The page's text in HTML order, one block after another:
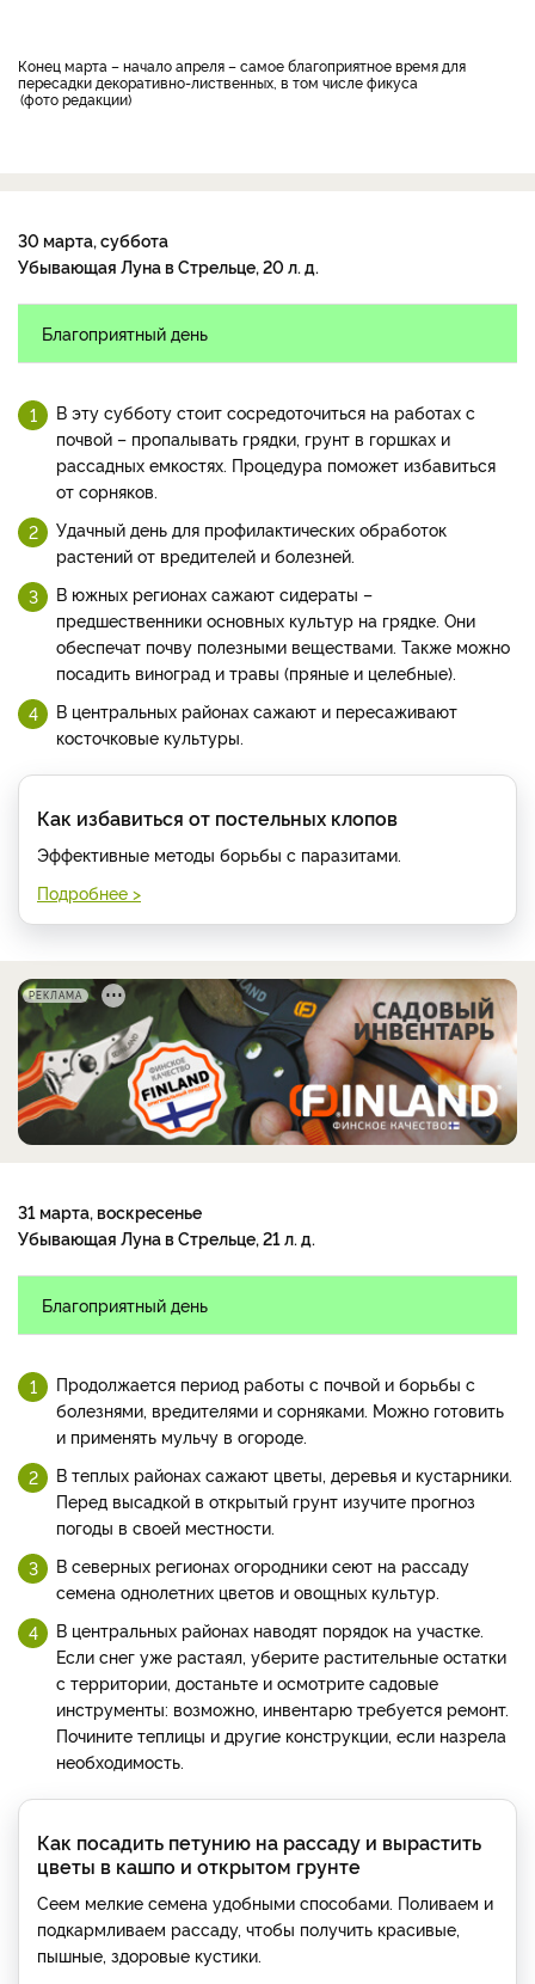
Конец марта – начало апреля – самое благоприятное время для
пересадки декоративно-лиственных, в том числе фикуса
фото редакции
30 марта, суббота
Убывающая Луна в Стрельце, 20 л. д.
Благоприятный день
В эту субботу стоит сосредоточиться на работах с
почвой – пропалывать грядки, грунт в горшках и
рассадных емкостях. Процедура поможет избавиться
от сорняков.
Удачный день для профилактических обработок
растений от вредителей и болезней.
В южных регионах сажают сидераты –
предшественники основных культур на грядке. Они
обеспечат почву полезными веществами. Также можно
посадить виноград и травы (пряные и целебные).
В центральных районах сажают и пересаживают
косточковые культуры.
Как избавиться от постельных клопов
Эффективные методы борьбы с паразитами.
Подробнее >
РЕКЛАМА
31 марта, воскресенье
Убывающая Луна в Стрельце, 21 л. д.
Благоприятный день
Продолжается период работы с почвой и борьбы с
болезнями, вредителями и сорняками. Можно готовить
и применять мульчу в огороде.
В теплых районах сажают цветы, деревья и кустарники.
Перед высадкой в открытый грунт изучите прогноз
погоды в своей местности.
В северных регионах огородники сеют на рассаду
семена однолетних цветов и овощных культур.
В центральных районах наводят порядок на участке.
Если снег уже растаял, уберите растительные остатки
с территории, достаньте и осмотрите садовые
инструменты: возможно, инвентарю требуется ремонт.
Почините теплицы и другие конструкции, если назрела
необходимость.
Как посадить петунию на рассаду и вырастить
цветы в кашпо и открытом грунте
Сеем мелкие семена удобными способами. Поливаем и
подкармливаем рассаду, чтобы получить красивые,
пышные, здоровые кустики.